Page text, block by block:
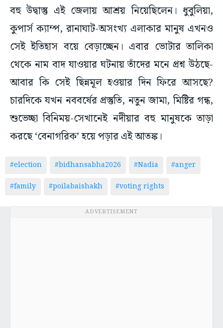
বহু উদ্বাস্তু এই জেলায় আশ্রয় নিয়েছিলেন। ধুবুলিয়া,
কুপার্স ক্যাম্প, রানাঘাট-অসংখ্য এলাকার মানুষ এখনও
সেই ইতিহাস বয়ে বেড়াচ্ছেন। এবার ভোটার তালিকা
থেকে নাম বাদ যাওয়ার ঘটনায় তাঁদের মনে প্রশ্ন উঠছে-
আবার কি সেই ছিন্নমূল হওয়ার দিন ফিরে আসছে?
চারদিকে যখন নববর্ষের প্রস্তুতি, নতুন জামা, মিষ্টির গন্ধ,
শুভেচ্ছা বিনিময়-সেখানেই নদীয়ার বহু মানুষকে তাড়া
করছে ‘বেনাগরিক’ হয়ে পড়ার এই আতঙ্ক।
#election #bidhansabha2026 #Nadia
#anger
#family
#poilabaishakh #voting rights
ADVERTISEMENT